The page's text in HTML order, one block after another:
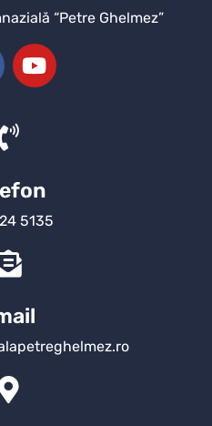
“Petre Ghelmez”
5135